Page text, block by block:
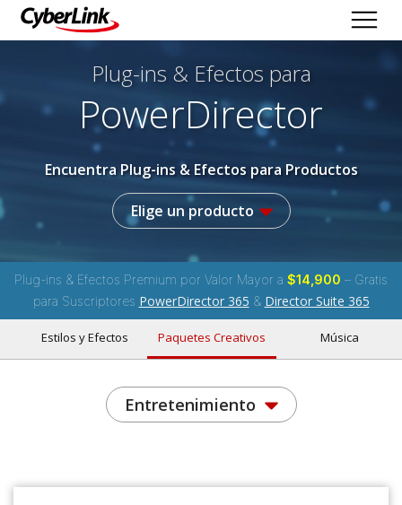
Plug-ins & Efectos para
PowerDirector
Encuentra Plug-ins & Efectos para Productos
Elige un producto
Plug-ins & Efectos Premium por Valor Mayor a $14,900 – Gratis
para Suscriptores PowerDirector 365 & Director Suite 365
Estilos y Efectos Paquetes Creativos Música
Entretenimiento